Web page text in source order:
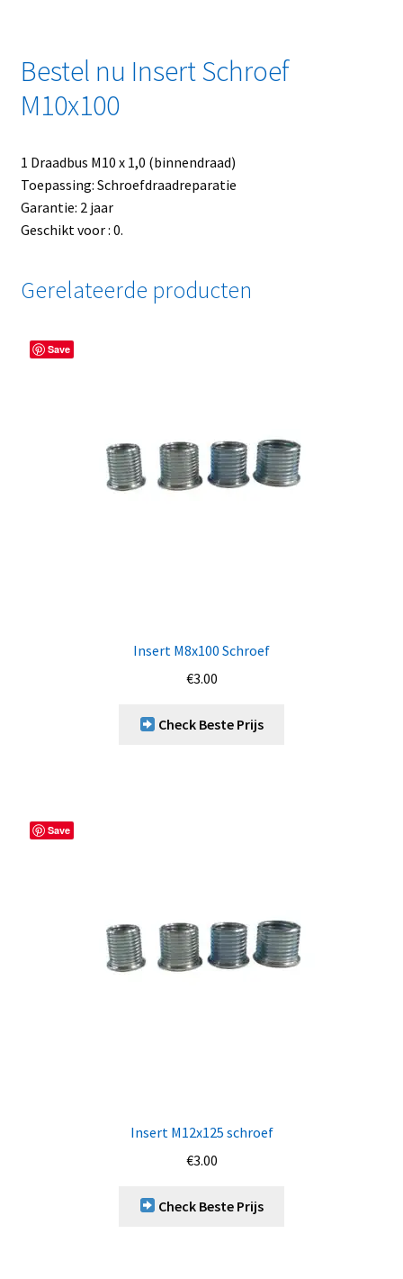
Bestel nu Insert Schroef
M10x100
1 Draadbus M10 x 1,0 (binnendraad)
Toepassing: Schroefdraadreparatie
Garantie: 2 jaar
Geschikt voor : 0.
Gerelateerde producten
Save
Insert M8x100 Schroef
€3.00
Check Beste Prijs
Save
Insert M12x125 schroef
€3.00
Check Beste Prijs